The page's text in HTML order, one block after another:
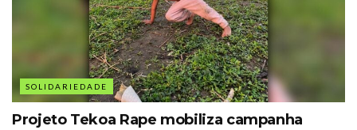
SOLIDARIEDADE
Projeto Tekoa Rape mobiliza campanha